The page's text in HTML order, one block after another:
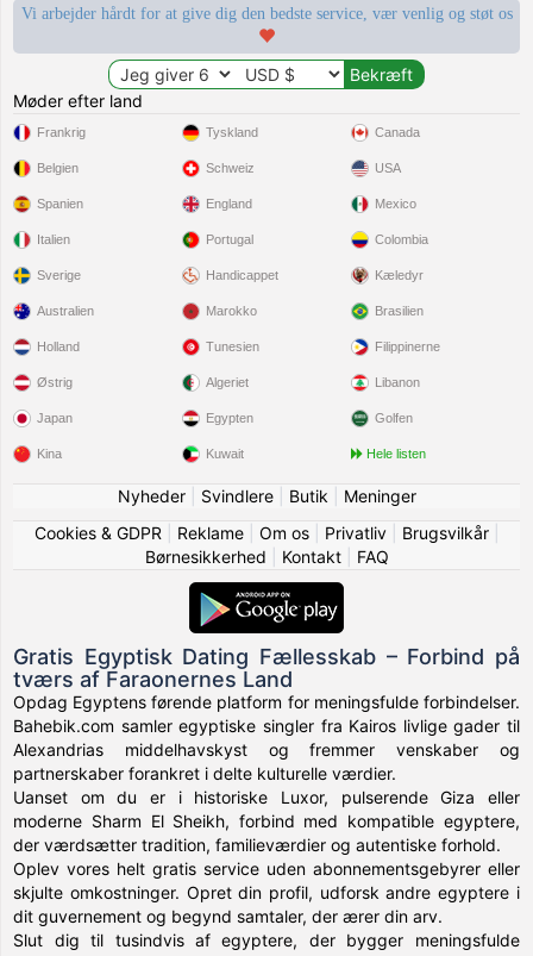
Vi arbejder hårdt for at give dig den bedste service, vær venlig og støt os
Møder efter land
Frankrig
Belgien
Spanien
Italien
Sverige
Tyskland
Schweiz
England
Portugal
Handicappet
Canada
USA
Mexico
Colombia
Kæledyr
Australien
Holland
Østrig
Japan
Kina
Marokko
Tunesien
Algeriet
Egypten
Kuwait
Brasilien
Filippinerne
Libanon
Golfen
Hele listen
Nyheder| Svindlere| Butik
Meninger
Cookies & GDPR
Reklame| Om os| Privatliv| Brugsvilkår|
Børnesikkerhed
Kontakt| FAQ
Gratis Egyptisk Dating Fællesskab – Forbind på
tværs af Faraonernes Land
Opdag Egyptens førende platform for meningsfulde forbindelser.
Bahebik.com samler egyptiske singler fra Kairos livlige gader til
Alexandrias middelhavskyst og fremmer venskaber og
partnerskaber forankret i delte kulturelle værdier.
Uanset om du er i historiske Luxor, pulserende Giza eller
moderne Sharm El Sheikh, forbind med kompatible egyptere,
der værdsætter tradition, familieværdier og autentiske forhold.
Oplev vores helt gratis service uden abonnementsgebyrer eller
skjulte omkostninger. Opret din profil, udforsk andre egyptere i
dit guvernement og begynd samtaler, der ærer din arv.
Slut dig til tusindvis af egyptere, der bygger meningsfulde